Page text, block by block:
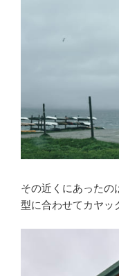
その近くにあったの
型に合わせてカヤッ